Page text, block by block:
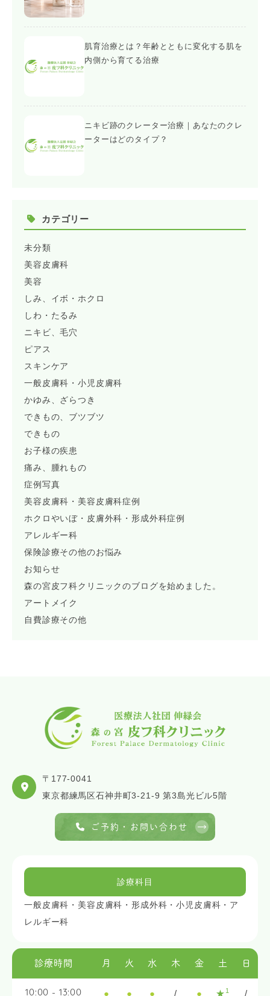
肌育治療とは？年齢とともに変化する肌を
内側から育てる治療
ニキビ跡のクレーター治療｜あなたのクレ
ーターはどのタイプ？
カテゴリー
未分類
美容皮膚科
美容
しみ、イボ・ホクロ
しわ・たるみ
ニキビ、毛穴
ピアス
スキンケア
一般皮膚科・小児皮膚科
かゆみ、ざらつき
できもの、ブツブツ
できもの
お子様の疾患
痛み、腫れもの
症例写真
美容皮膚科・美容皮膚科症例
ホクロやいぼ・皮膚外科・形成外科症例
アレルギー科
保険診療その他のお悩み
お知らせ
森の宮皮フ科クリニックのブログを始めました。
アートメイク
自費診療その他
〒177-0041
東京都練馬区石神井町3-21-9 第3島光ビル5階
ご予約・お問い合わせ
診療科目
一般皮膚科・美容皮膚科・形成外科・小児皮膚科・ア
レルギー科
診療時間 月 火 水 木 金 土 日
10:00 - 13:00 ● ● ● / ● ★ 1 /